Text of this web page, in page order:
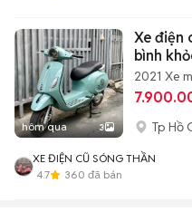
hôm qua 3
Xe điện
bình
2021 Xe
Tp Hồ
XE ĐIỆN CŨ SÓNG THẦN
4.7
360 đã bán